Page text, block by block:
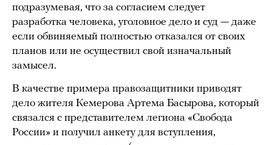
подразумевая, что за согласием следует
разработка человека, уголовное дело и суд — даже
если обвиняемый полностью отказался от своих
планов или не осуществил свой изначальный
замысел.
В качестве примера правозащитники приводят
дело жителя Кемерова Артема Басырова, который
связался с представителем легиона «Свобода
России» и получил анкету для вступления,